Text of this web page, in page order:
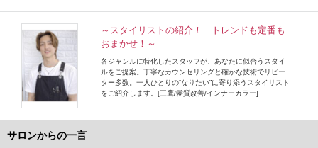
～スタイリストの紹介！ トレンドも定番も
おまかせ！～
各ジャンルに特化したスタッフが、あなたに似合うスタイ
ルをご提案。丁寧なカウンセリングと確かな技術でリピー
ター多数。一人ひとりの“なりたい”に寄り添うスタイリスト
をご紹介します。[三鷹/髪質改善/インナーカラー]
サロンからの一言